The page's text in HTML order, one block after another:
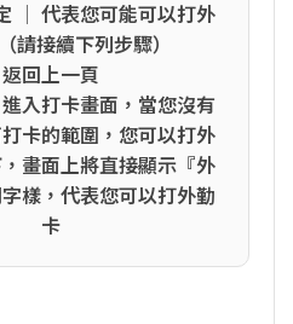
│ 代表您可能可以打外
請接續下列步驟）
返回上一頁
入打卡畫面，當您沒有
卡的範圍，您可以打外
畫面上將直接顯示『外
樣，代表您可以打外勤
卡